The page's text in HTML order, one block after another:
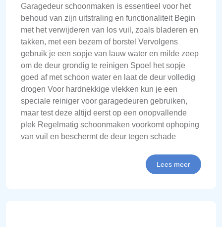
Garagedeur schoonmaken is essentieel voor het
behoud van zijn uitstraling en functionaliteit Begin
met het verwijderen van los vuil, zoals bladeren en
takken, met een bezem of borstel Vervolgens
gebruik je een sopje van lauw water en milde zeep
om de deur grondig te reinigen Spoel het sopje
goed af met schoon water en laat de deur volledig
drogen Voor hardnekkige vlekken kun je een
speciale reiniger voor garagedeuren gebruiken,
maar test deze altijd eerst op een onopvallende
plek Regelmatig schoonmaken voorkomt ophoping
van vuil en beschermt de deur tegen schade
Lees meer